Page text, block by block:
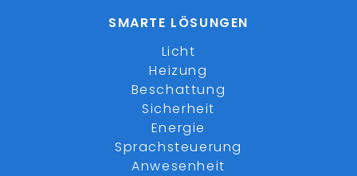
SMARTE LÖSUNGEN
Licht
Heizung
Beschattung
Sicherheit
Energie
Sprachsteuerung
Anwesenheit